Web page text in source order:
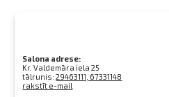
Salona adrese:
Kr. Valdemāra iela 25
tālrunis:29463111, 67331148
rakstīt e-mail